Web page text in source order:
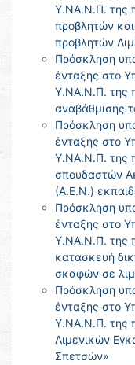
Υ.ΝΑ.Ν.Π. της
προβλητών
προβλητών
Πρόσκληση
ένταξης στο
Υ.ΝΑ.Ν.Π. της
αναβάθμισης
Πρόσκληση
ένταξης στο
Υ.ΝΑ.Ν.Π. της
σπουδαστών
(Α.Ε.Ν.)
Πρόσκληση
ένταξης στο
Υ.ΝΑ.Ν.Π. της
κατασκευή
σκαφών σε
Πρόσκληση
ένταξης στο
Υ.ΝΑ.Ν.Π. της
Λιμενικών
Σπετσών»